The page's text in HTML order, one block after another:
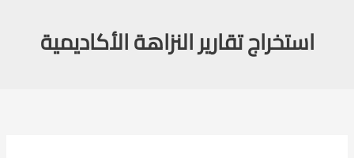
استخراج تقارير النزاهة الأكاديمية